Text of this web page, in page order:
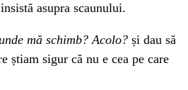
asupra scaunului.
mă schimb? Acolo? și dau să
știam sigur că nu e cea pe care